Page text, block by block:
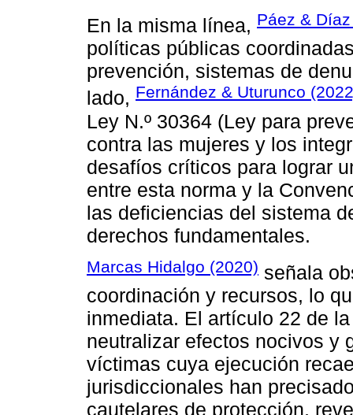
En la misma línea, Páez &
políticas públicas
prevención, sistemas de
lado, Fernández & Uturunco
Ley N.º 30364 (Ley para
contra las mujeres y los
desafíos críticos para lograr
entre esta norma y la
las deficiencias del sistema
derechos fundamentales.
Marcas Hidalgo (2020) señala
coordinación y recursos, lo
inmediata. El artículo 22 de
neutralizar efectos nocivos y
víctimas cuya ejecución
jurisdiccionales han
cautelares de protección,